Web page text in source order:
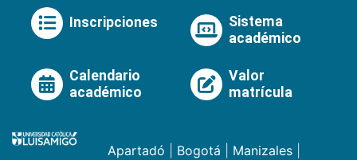
Inscripciones
Sistema
académico
Calendario
académico
Valor
matrícula
Apartadó Bogotá Manizales